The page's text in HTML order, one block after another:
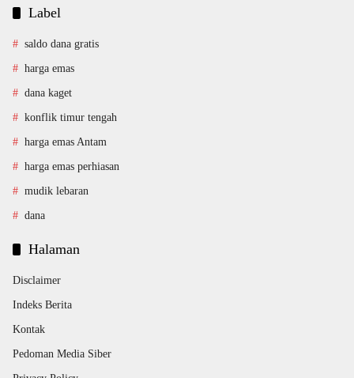
Label
saldo dana gratis
harga emas
dana kaget
konflik timur tengah
harga emas Antam
harga emas perhiasan
mudik lebaran
dana
Halaman
Disclaimer
Indeks Berita
Kontak
Pedoman Media Siber